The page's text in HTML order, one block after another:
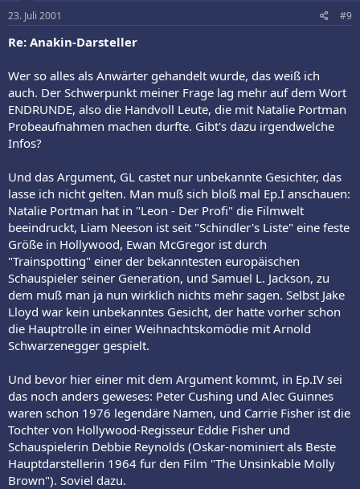
23. Juli 2001 #9
Re: Anakin-Darsteller
Wer so alles als Anwärter gehandelt wurde, das weiß ich
auch. Der Schwerpunkt meiner Frage lag mehr auf dem Wort
ENDRUNDE, also die Handvoll Leute, die mit Natalie Portman
Probeaufnahmen machen durfte. Gibt's dazu irgendwelche
Infos?
Und das Argument, GL castet nur unbekannte Gesichter, das
lasse ich nicht gelten. Man muß sich bloß mal Ep.I anschauen:
Natalie Portman hat in "Leon - Der Profi" die Filmwelt
beeindruckt, Liam Neeson ist seit "Schindler's Liste" eine feste
Größe in Hollywood, Ewan McGregor ist durch
"Trainspotting" einer der bekanntesten europäischen
Schauspieler seiner Generation, und Samuel L. Jackson, zu
dem muß man ja nun wirklich nichts mehr sagen. Selbst Jake
Lloyd war kein unbekanntes Gesicht, der hatte vorher schon
die Hauptrolle in einer Weihnachtskomödie mit Arnold
Schwarzenegger gespielt.
Und bevor hier einer mit dem Argument kommt, in Ep.IV sei
das noch anders geweses: Peter Cushing und Alec Guinnes
waren schon 1976 legendäre Namen, und Carrie Fisher ist die
Tochter von Hollywood-Regisseur Eddie Fisher und
Schauspielerin Debbie Reynolds (Oskar-nominiert als Beste
Hauptdarstellerin 1964 fur den Film "The Unsinkable Molly
Brown"). Soviel dazu.